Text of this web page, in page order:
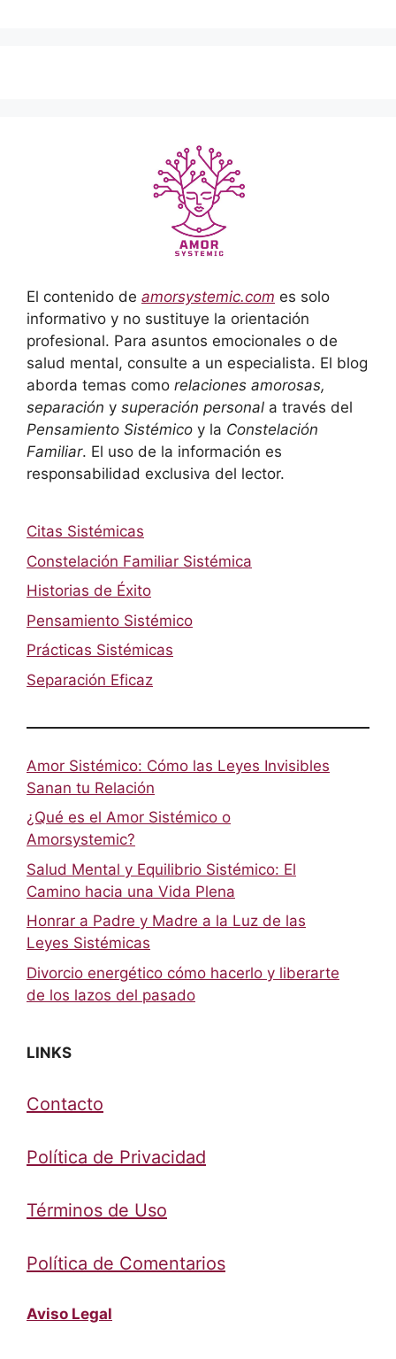
El contenido de amorsystemic.com es solo
informativo y no sustituye la orientación
profesional. Para asuntos emocionales o de
salud mental, consulte a un especialista. El blog
aborda temas como relaciones amorosas,
separación y superación personal a través del
Pensamiento Sistémico y la Constelación
Familiar. El uso de la información es
responsabilidad exclusiva del lector.
Citas Sistémicas
Constelación Familiar Sistémica
Historias de Éxito
Pensamiento Sistémico
Prácticas Sistémicas
Separación Eficaz
Amor Sistémico: Cómo las Leyes Invisibles
Sanan tu Relación
¿Qué es el Amor Sistémico o
Amorsystemic?
Salud Mental y Equilibrio Sistémico: El
Camino hacia una Vida Plena
Honrar a Padre y Madre a la Luz de las
Leyes Sistémicas
Divorcio energético cómo hacerlo y liberarte
de los lazos del pasado
LINKS
Contacto
Política de Privacidad
Términos de Uso
Política de Comentarios
Aviso Legal